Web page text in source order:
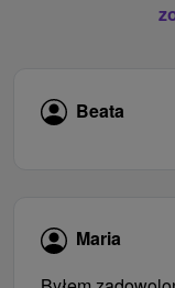
Beata
Maria